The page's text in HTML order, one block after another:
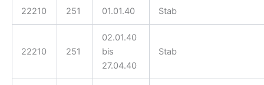
22210 251 01.01.40 Stab
22210 251
02.01.40
bis
27.04.40
Stab